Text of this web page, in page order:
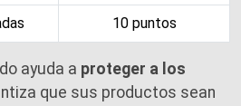
10 puntos
ayuda a proteger a los
que sus productos sean